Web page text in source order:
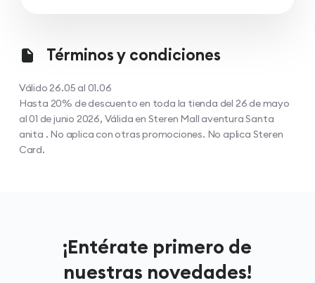
Términos y condiciones
Válido 26.05 al 01.06
Hasta 20% de descuento en toda la tienda del 26 de mayo
al 01 de junio 2026, Válida en Steren Mall aventura Santa
anita . No aplica con otras promociones. No aplica Steren
Card.
¡Entérate primero de
nuestras novedades!